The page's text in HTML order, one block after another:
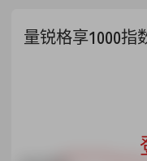
量锐格享1000指